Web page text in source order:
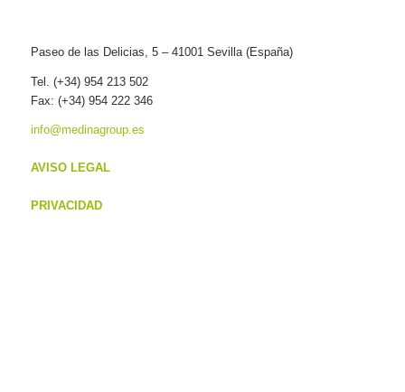
Paseo de las Delicias, 5 – 41001 Sevilla (España)
Tel. (+34) 954 213 502
Fax: (+34) 954 222 346
info@medinagroup.es
AVISO LEGAL
PRIVACIDAD